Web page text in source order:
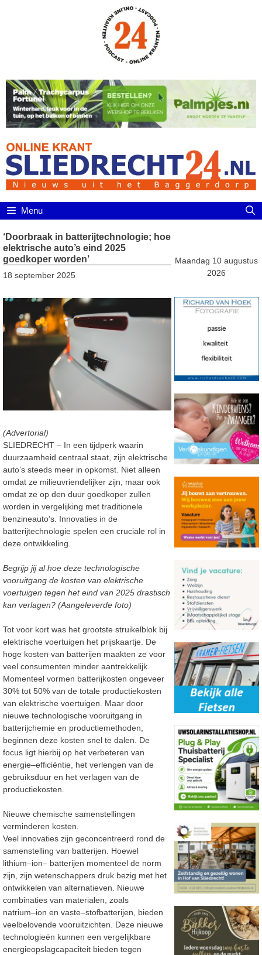
Menu
‘Doorbraak in batterijtechnologie; hoe
elektrische auto’s eind 2025
goedkoper worden’
18 september 2025
(Advertorial)
SLIEDRECHT – In een tijdperk waarin
duurzaamheid centraal staat, zijn elektrische
auto’s steeds meer in opkomst. Niet alleen
omdat ze milieuvriendelijker zijn, maar ook
omdat ze op den duur goedkoper zullen
worden in vergelijking met traditionele
benzineauto’s. Innovaties in de
batterijtechnologie spelen een cruciale rol in
deze ontwikkeling.
Begrijp jij al hoe deze technologische
vooruitgang de kosten van elektrische
voertuigen tegen het eind van 2025 drastisch
kan verlagen? (Aangeleverde foto)
Tot voor kort was het grootste struikelblok bij
elektrische voertuigen het prijskaartje. De
hoge kosten van batterijen maakten ze voor
veel consumenten minder aantrekkelijk.
Momenteel vormen batterijkosten ongeveer
30% tot 50% van de totale productiekosten
van elektrische voertuigen. Maar door
nieuwe technologische vooruitgang in
batterijchemie en productiemethoden,
beginnen deze kosten snel te dalen. De
focus ligt hierbij op het verbeteren van
energie–efficiëntie, het verlengen van de
gebruiksduur en het verlagen van de
productiekosten.
Nieuwe chemische samenstellingen
verminderen kosten.
Veel innovaties zijn geconcentreerd rond de
samenstelling van batterijen. Hoewel
lithium–ion– batterijen momenteel de norm
zijn, zijn wetenschappers druk bezig met het
ontwikkelen van alternatieven. Nieuwe
combinaties van materialen, zoals
natrium–ion en vaste–stofbatterijen, bieden
veelbelovende vooruitzichten. Deze nieuwe
technologieën kunnen een vergelijkbare
energieopslagcapaciteit bieden tegen
Maandag 10 augustus
2026